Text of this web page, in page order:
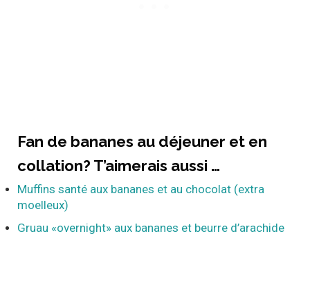
Fan de bananes au déjeuner et en
collation? T’aimerais aussi …
Muffins santé aux bananes et au chocolat (extra
moelleux)
Gruau «overnight» aux bananes et beurre d’arachide